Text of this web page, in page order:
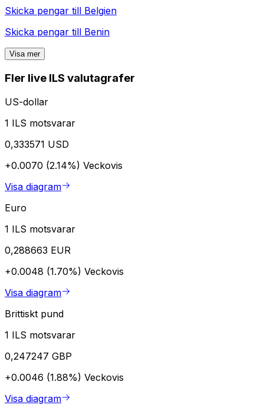
Skicka pengar till Belgien
Skicka pengar till Benin
Visa mer
Fler live ILS valutagrafer
US-dollar
1 ILS motsvarar
0,333571 USD
+0.0070 (2.14%) Veckovis
Visa diagram
Euro
1 ILS motsvarar
0,288663 EUR
+0.0048 (1.70%) Veckovis
Visa diagram
Brittiskt pund
1 ILS motsvarar
0,247247 GBP
+0.0046 (1.88%) Veckovis
Visa diagram